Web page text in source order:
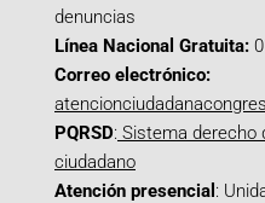
denuncias
Línea Nacional Gratuita:
Correo electrónico:
PQRSD: Sistema derecho
ciudadano
Atención presencial :